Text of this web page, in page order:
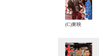
(C)東映